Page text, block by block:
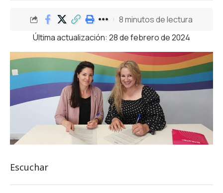
Última actualización: 28 de febrero de 2024
8 minutos de lectura
Escuchar